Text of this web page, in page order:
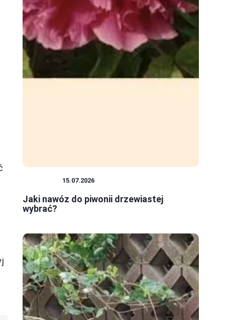
15.07.2026
Jaki nawóz do piwonii drzewiastej
wybrać?